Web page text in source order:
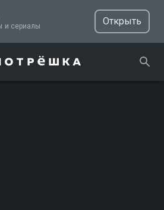
ТВ, фильмы и сериалы
Открыть